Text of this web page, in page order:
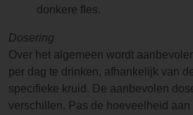
donkere fles.
Dosering
Over het algemeen wordt
per dag te drinken, afhankelijk van
specifieke kruid. De aanbevolen
verschillen. Pas de hoeveelheid aan